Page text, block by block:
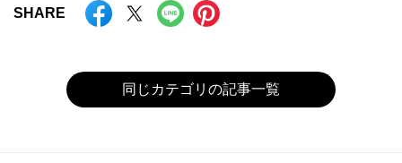
SHARE
同じカテゴリの記事一覧